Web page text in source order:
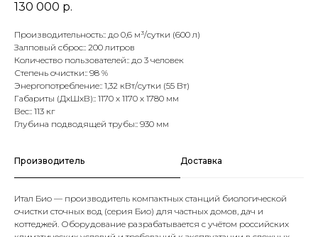
130 000 р.
Производительность:: до 0,6 м³/сутки (600 л)
Залповый сброс:: 200 литров
Количество пользователей:: до 3 человек
Степень очистки:: 98 %
Энергопотребление:: 1,32 кВт/сутки (55 Вт)
Габариты (ДхШхВ):: 1170 х 1170 х 1780 мм
Вес:: 113 кг
Глубина подводящей трубы:: 930 мм
Производитель Доставка
Итал Био — производитель компактных станций биологической
очистки сточных вод (серия Био) для частных домов, дач и
коттеджей. Оборудование разрабатывается с учётом российских